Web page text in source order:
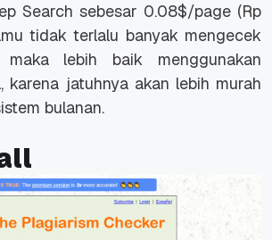
Search sebesar 0.08$/page (Rp
tidak terlalu banyak mengecek
lebih baik menggunakan
karena jatuhnya akan lebih murah
bulanan.